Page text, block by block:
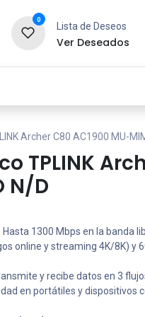
0
Lista de Deseos
Ver Deseados
Archer C80 AC1900 MU-
TPLINK
N/D
Hasta 1300 Mbps en la banda
online y streaming 4K/8K) y
y recibe datos en 3
en portátiles y dispositivos